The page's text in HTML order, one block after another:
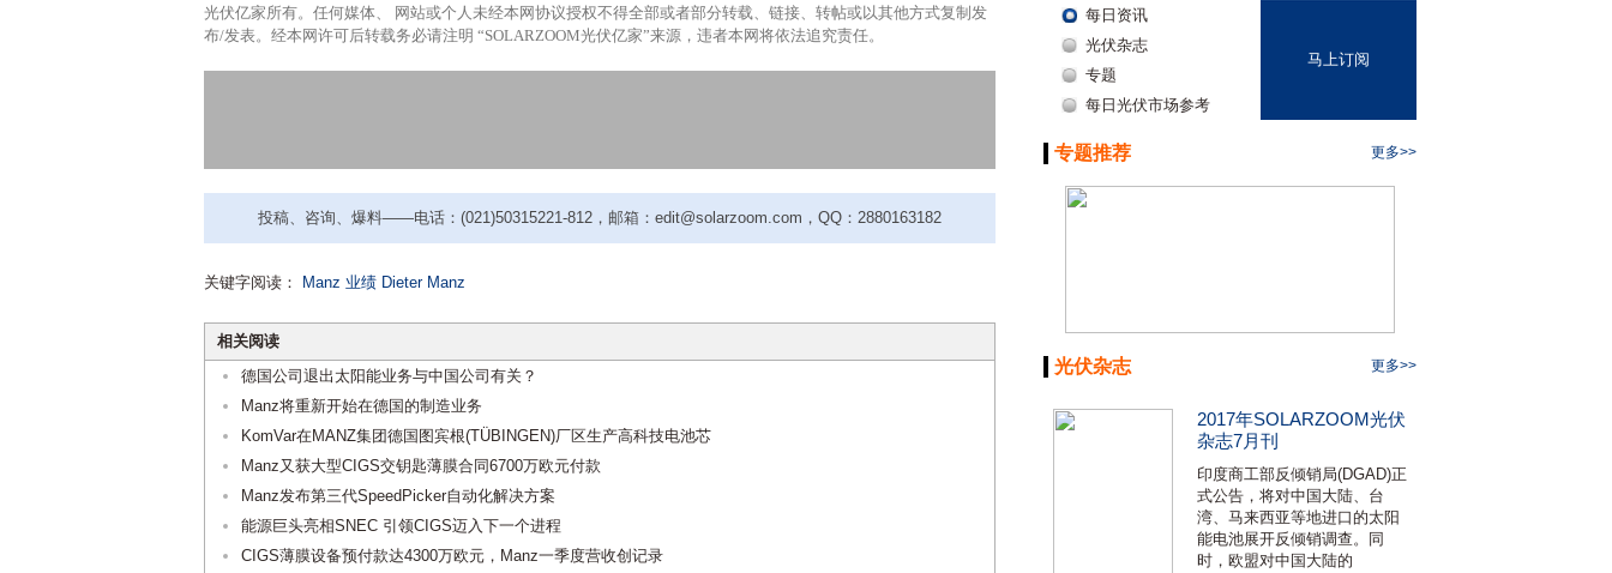
光伏亿家所有。任何媒体、 网站或个人未经本网协议授权不得全部或者部分转载、链接、转帖或以其他方式复制发
布/发表。经本网许可后转载务必请注明 “SOLARZOOM光伏亿家”来源，违者本网将依法追究责任。
投稿、咨询、爆料——电话：(021)50315221-812，邮箱：edit@solarzoom.com，QQ：2880163182
关键字阅读： Manz 业绩 Dieter Manz
相关阅读
德国公司退出太阳能业务与中国公司有关？
Manz将重新开始在德国的制造业务
KomVar在MANZ集团德国图宾根(TÜBINGEN)厂区生产高科技电池芯
Manz又获大型CIGS交钥匙薄膜合同6700万欧元付款
Manz发布第三代SpeedPicker自动化解决方案
能源巨头亮相SNEC 引领CIGS迈入下一个进程
CIGS薄膜设备预付款达4300万欧元，Manz一季度营收创记录
每日资讯
光伏杂志
专题
每日光伏市场参考
马上订阅
专题推荐 更多>>
光伏杂志 更多>>
2017年SOLARZOOM光伏
杂志7月刊
印度商工部反倾销局(DGAD)正
式公告，将对中国大陆、台
湾、马来西亚等地进口的太阳
能电池展开反倾销调查。同
时，欧盟对中国大陆的